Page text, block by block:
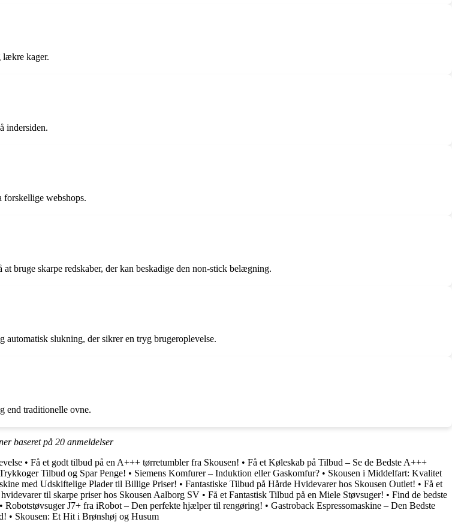
lækre kager.
indersiden.
webshops.
bruge skarpe redskaber, der kan beskadige den non-stick belægning.
automatisk slukning, der sikrer en tryg brugeroplevelse.
end traditionelle ovne.
baseret på 20 anmeldelser
• Få et godt tilbud på en A+++ tørretumbler fra Skousen! • Få et Køleskab på Tilbud – Se de Bedste A+++
Tilbud og Spar Penge! • Siemens Komfurer – Induktion eller Gaskomfur? • Skousen i Middelfart: Kvalitet
med Udskiftelige Plader til Billige Priser! • Fantastiske Tilbud på Hårde Hvidevarer hos Skousen Outlet! • Få et
hvidevarer til skarpe priser hos Skousen Aalborg SV • Få et Fantastisk Tilbud på en Miele Støvsuger! • Find de bedste
• Robotstøvsuger J7+ fra iRobot – Den perfekte hjælper til rengøring! • Gastroback Espressomaskine – Den Bedste
• Skousen: Et Hit i Brønshøj og Husum